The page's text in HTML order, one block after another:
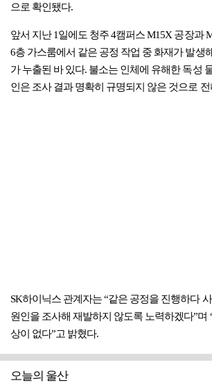
으로 확인됐다.
앞서 지난 1일에도 청주 4캠퍼스 M15X 공장과
6층 가스룸에서 같은 공정 작업 중 화재가 발생
가 누출된 바 있다. 불소는 인체에 유해한 독성
인은 조사 결과 명확히 규명되지 않은 것으로
SK하이닉스 관계자는 “같은 공정을 진행하다
원인을 조사해 재발하지 않도록 노력하겠다”며
상이 없다”고 밝혔다.
오늘의 울산